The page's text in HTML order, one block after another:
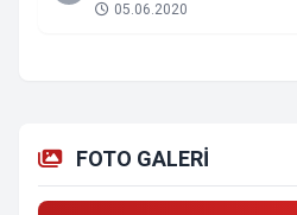
05.06.2020
FOTO GALERİ